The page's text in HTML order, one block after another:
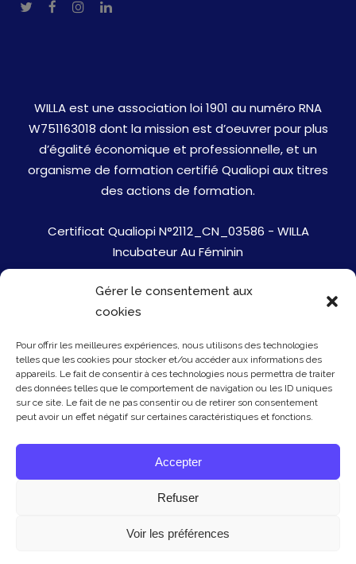
Gérer le consentement aux
cookies
Pour offrir les meilleures expériences, nous utilisons des technologies
telles que les cookies pour stocker et/ou accéder aux informations des
appareils. Le fait de consentir à ces technologies nous permettra de traiter
des données telles que le comportement de navigation ou les ID uniques
sur ce site. Le fait de ne pas consentir ou de retirer son consentement
peut avoir un effet négatif sur certaines caractéristiques et fonctions.
Accepter
Refuser
Voir les préférences
WILLA est une association loi 1901 au numéro RNA
W751163018 dont la mission est d’oeuvrer pour plus
d’égalité économique et professionnelle, et un
organisme de formation certifié Qualiopi aux titres
des actions de formation.
Certificat Qualiopi N°2112_CN_03586 - WILLA
Incubateur Au Féminin
Jobs
Mentions Légales
Politique de cookies
Presse